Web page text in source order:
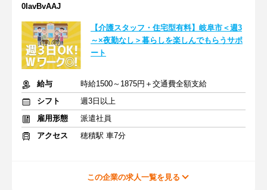
0IavBvAAJ
【介護スタッフ・住宅型有料】岐阜市＜週3
～×夜勤なし＞暮らしを楽しんでもらうサポ
ート
給与
時給1500～1875円＋交通費全額支給
シフト
週3日以上
雇用形態
派遣社員
アクセス
穂積駅 車7分
この企業の求人一覧を見る